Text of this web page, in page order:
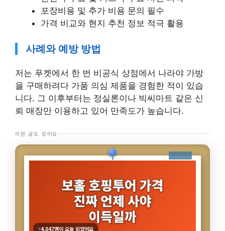
포장비용 및 추가 비용 문의 필수
가격 비교와 현지 추천 정보 적극 활용
사례와 예방 방법
저는 푸켓에서 한 번 비공식 상점에서 나라야 가방
을 구매하려다 가품 의심 제품을 경험한 적이 있습
니다. 그 이후부터는 정실론이나 빅씨마트 같은 신
뢰 매장만 이용하고 있어 만족도가 높습니다.
이런 글도 있어요
4,047명이 오늘 읽었어요
여행
보홀 호핑투어 가격 진짜 언제 사야 이득일까